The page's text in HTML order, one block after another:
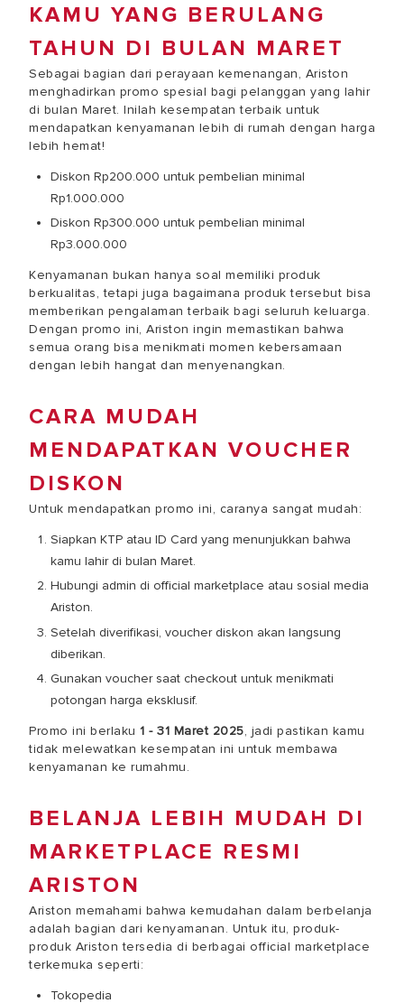
KAMU YANG BERULANG
TAHUN DI BULAN MARET
Sebagai bagian dari perayaan kemenangan, Ariston
menghadirkan promo spesial bagi pelanggan yang lahir
di bulan Maret. Inilah kesempatan terbaik untuk
mendapatkan kenyamanan lebih di rumah dengan harga
lebih hemat!
Diskon Rp200.000 untuk pembelian minimal
Rp1.000.000
Diskon Rp300.000 untuk pembelian minimal
Rp3.000.000
Kenyamanan bukan hanya soal memiliki produk
berkualitas, tetapi juga bagaimana produk tersebut bisa
memberikan pengalaman terbaik bagi seluruh keluarga.
Dengan promo ini, Ariston ingin memastikan bahwa
semua orang bisa menikmati momen kebersamaan
dengan lebih hangat dan menyenangkan.
CARA MUDAH
MENDAPATKAN VOUCHER
DISKON
Untuk mendapatkan promo ini, caranya sangat mudah:
Siapkan KTP atau ID Card yang menunjukkan bahwa
kamu lahir di bulan Maret.
Hubungi admin di official marketplace atau sosial media
Ariston.
Setelah diverifikasi, voucher diskon akan langsung
diberikan.
Gunakan voucher saat checkout untuk menikmati
potongan harga eksklusif.
Promo ini berlaku 1 - 31 Maret 2025, jadi pastikan kamu
tidak melewatkan kesempatan ini untuk membawa
kenyamanan ke rumahmu.
BELANJA LEBIH MUDAH DI
MARKETPLACE RESMI
ARISTON
Ariston memahami bahwa kemudahan dalam berbelanja
adalah bagian dari kenyamanan. Untuk itu, produk-
produk Ariston tersedia di berbagai official marketplace
terkemuka seperti:
Tokopedia